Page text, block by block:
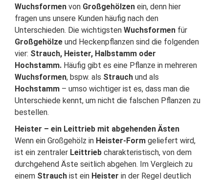
Wuchsformen von Großgehölzen ein, denn hier
fragen uns unsere Kunden häufig nach den
Unterschieden. Die wichtigsten Wuchsformen für
Großgehölze und Heckenpflanzen sind die folgenden
vier: Strauch, Heister, Halbstamm oder
Hochstamm. Häufig gibt es eine Pflanze in mehreren
Wuchsformen, bspw. als Strauch und als
Hochstamm – umso wichtiger ist es, dass man die
Unterschiede kennt, um nicht die falschen Pflanzen zu
bestellen.
Heister – ein Leittrieb mit abgehenden Ästen
Wenn ein Großgehölz in Heister-Form geliefert wird,
ist ein zentraler Leittrieb charakteristisch, von dem
durchgehend Äste seitlich abgehen. Im Vergleich zu
einem Strauch ist ein Heister in der Regel deutlich